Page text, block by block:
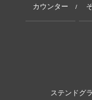
カウンター /
ステンドグ